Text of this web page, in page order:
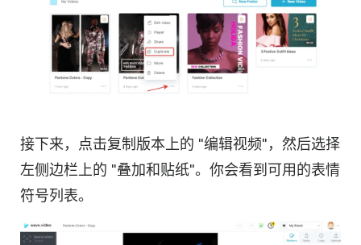
接下来，点击复制版本上的 "编辑视频"，然后选择
左侧边栏上的 "叠加和贴纸"。你会看到可用的表情
符号列表。